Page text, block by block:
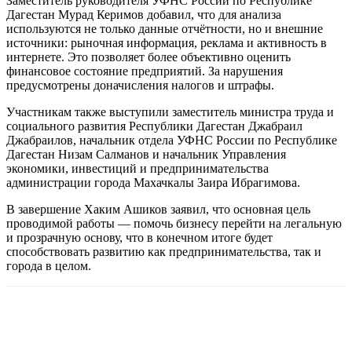
Дагестан Мурад Керимов добавил, что для анализа
используются не только данные отчётности, но и внешние
источники: рыночная информация, реклама и активность в
интернете. Это позволяет более объективно оценить
финансовое состояние предприятий. За нарушения
предусмотрены доначисления налогов и штрафы.
Участникам также выступили заместитель министра труда и
социального развития Республики Дагестан Джабраил
Джабраилов, начальник отдела УФНС России по Республике
Дагестан Низам Салманов и начальник Управления
экономики, инвестиций и предпринимательства
администрации города Махачкалы Заира Ибрагимова.
В завершение Хаким Ашиков заявил, что основная цель
проводимой работы — помочь бизнесу перейти на легальную
и прозрачную основу, что в конечном итоге будет
способствовать развитию как предпринимательства, так и
города в целом.